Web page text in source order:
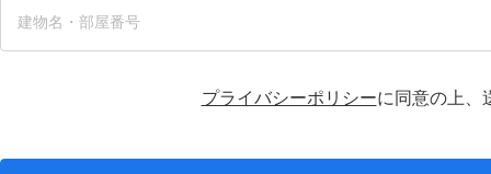
プライバシーポリシーに同意の上、